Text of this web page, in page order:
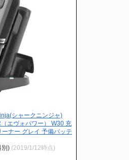
シャークニンジャ)
エヴォパワー） W30 充
ナー グレイ 予備バッテ
別) (2019/1/12時点)